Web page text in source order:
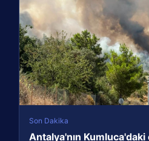
Son Dakika
Antalya'nın Kumluca'daki